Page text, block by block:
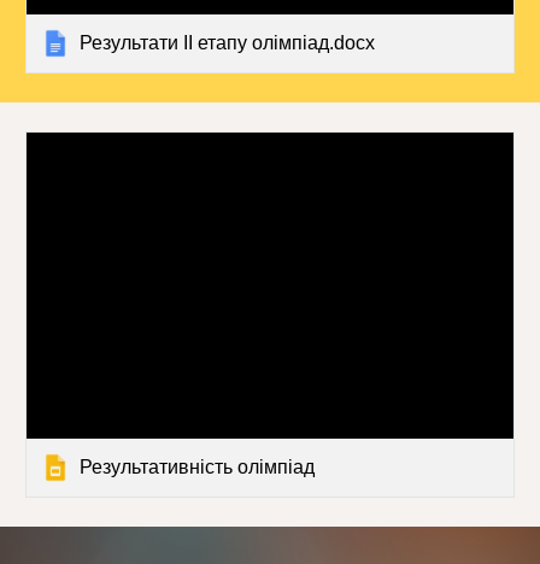
Результати ІІ етапу олімпіад.docx
Результативність олімпіад